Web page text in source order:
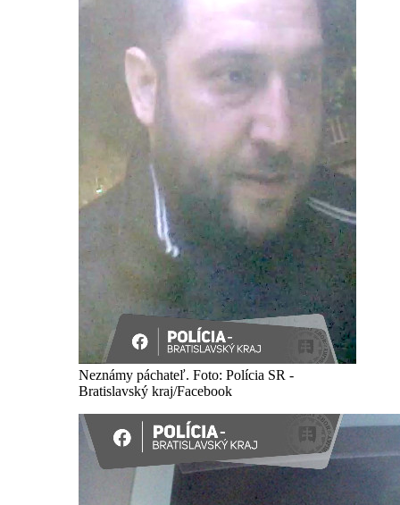
Neznámy páchateľ. Foto: Polícia SR -
Bratislavský kraj/Facebook